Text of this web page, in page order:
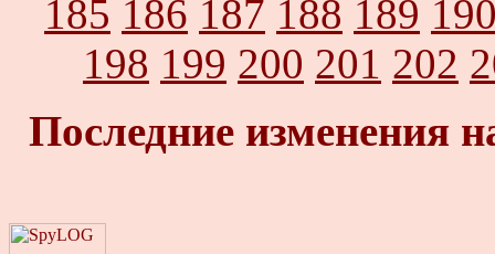
185 186 187 188 189
198 199 200 201 202
Последние изменения